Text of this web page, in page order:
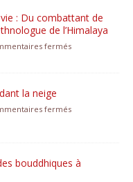
: Du combattant de
de l’Himalaya
fermés
la neige
fermés
bouddhiques à